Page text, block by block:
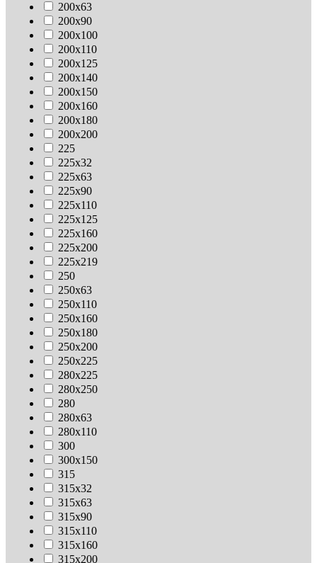
200х63
200х90
200х100
200х110
200х125
200х140
200х150
200х160
200х180
200х200
225
225х32
225х63
225х90
225х110
225х125
225х160
225х200
225х219
250
250х63
250х110
250х160
250х180
250х200
250х225
280х225
280х250
280
280х63
280х110
300
300х150
315
315х32
315х63
315х90
315х110
315х160
315х200